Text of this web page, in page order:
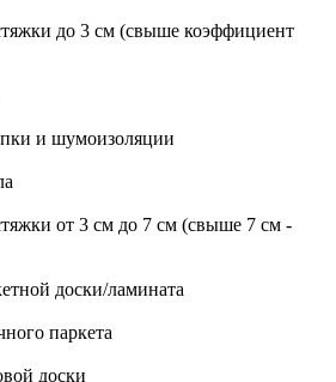
до 3 см (свыше коэффициент
и шумоизоляции
от 3 см до 7 см (свыше 7 см -
доски/ламината
паркета
доски